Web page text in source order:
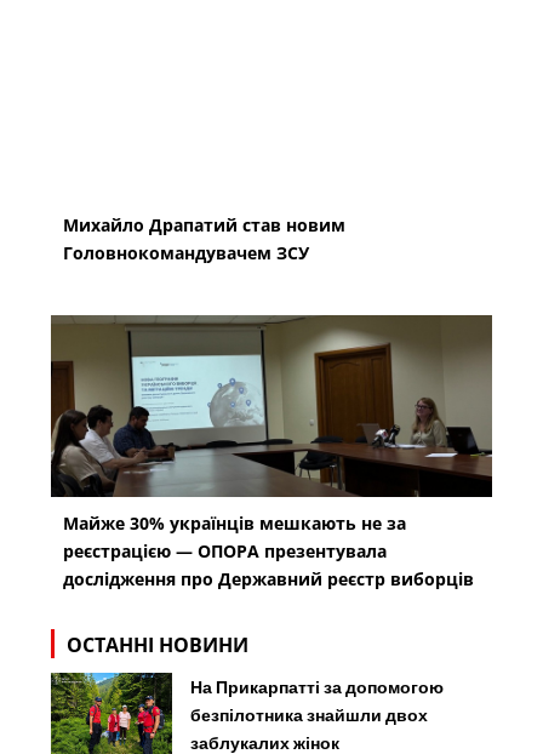
Михайло Драпатий став новим
Головнокомандувачем ЗСУ
Майже 30% українців мешкають не за
реєстрацією — ОПОРА презентувала
дослідження про Державний реєстр виборців
ОСТАННІ НОВИНИ
На Прикарпатті за допомогою
безпілотника знайшли двох
заблукалих жінок